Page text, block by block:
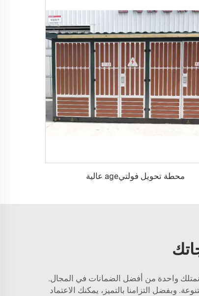
محطة تحويل فولتيage عالية
نمتلك واحدة من أفضل الضمانات في المجال.
وبفضل التزامنا بالتميز، يمكنك الاعتماد